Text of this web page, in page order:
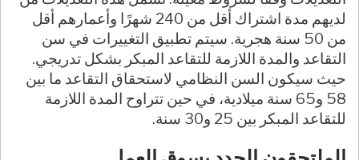
لديهم مدة اشتراك أقل من 240 شهرًا وأعمارهم أقل
من 50 سنة هجرية. سيتم تطبيق التغييرات في سن
التقاعد والمدة اللازمة للتقاعد المبكر بشكل تدريجي.
حيث سيكون السن النظامي لاستحقاق التقاعد ما بين
58 و65 سنة ميلادية، في حين تتراوح المدة اللازمة
للتقاعد المبكر بين 25 و30 سنة.